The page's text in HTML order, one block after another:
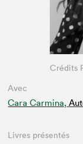
Avec
Cara Carmina,
Crédits
Livres présentés